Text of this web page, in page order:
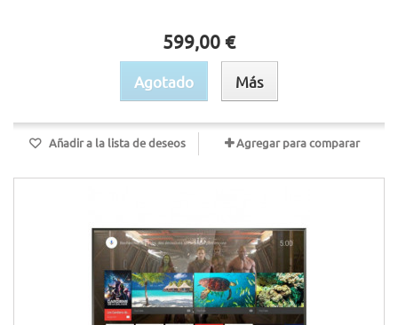
599,00 €
Agotado Más
Añadir a la lista de deseos Agregar para comparar